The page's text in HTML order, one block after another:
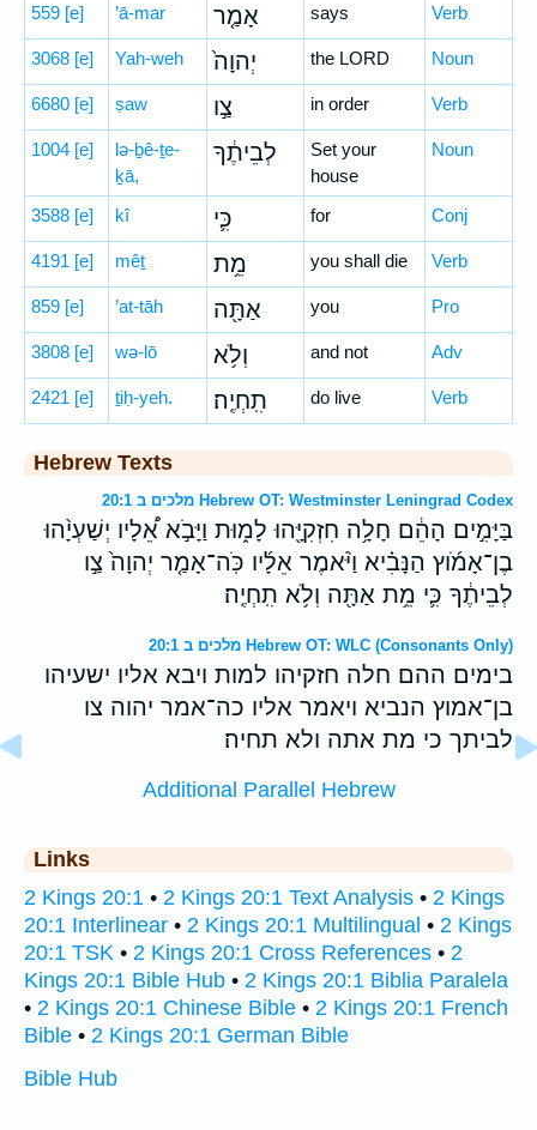
559 [e] ’ā-mar אָמַ֤ר says Verb
3068 [e] Yah-weh יְהוָה֙ the LORD Noun
6680 [e] ṣaw צַ֣ו in order Verb
1004 [e]
lə-ḇê-ṯe-
ḵā,
לְבֵיתֶ֔ךָ
Set your
house
Noun
3588 [e] kî כִּ֛י for Conj
4191 [e] mêṯ מֵ֥ת you shall die Verb
859 [e] ’at-tāh אַתָּ֖ה you Pro
3808 [e] wə-lō וְלֹ֥א and not Adv
2421 [e] ṯiḥ-yeh. תִֽחְיֶֽה׃ do live Verb
Hebrew Texts
מלכים ב 20:1 Hebrew OT: Westminster Leningrad Codex
בַּיָּמִ֣ים הָהֵ֔ם חָלָ֥ה חִזְקִיָּ֖הוּ לָמ֑וּת וַיָּבֹ֣א אֵ֠לָיו יְשַׁעְיָ֨הוּ
בֶן־אָמֹ֜וץ הַנָּבִ֗יא וַיֹּ֨אמֶר אֵלָ֜יו כֹּֽה־אָמַ֤ר יְהוָה֙ צַ֣ו
לְבֵיתֶ֔ךָ כִּ֛י מֵ֥ת אַתָּ֖ה וְלֹ֥א תִֽחְיֶֽה׃
מלכים ב 20:1 Hebrew OT: WLC (Consonants Only)
בימים ההם חלה חזקיהו למות ויבא אליו ישעיהו
בן־אמוץ הנביא ויאמר אליו כה־אמר יהוה צו
לביתך כי מת אתה ולא תחיה׃
Additional Parallel Hebrew
Links
2 Kings 20:1 • 2 Kings 20:1 Text Analysis • 2 Kings
20:1 Interlinear • 2 Kings 20:1 Multilingual • 2 Kings
20:1 TSK • 2 Kings 20:1 Cross References • 2
Kings 20:1 Bible Hub • 2 Kings 20:1 Biblia Paralela
• 2 Kings 20:1 Chinese Bible • 2 Kings 20:1 French
Bible • 2 Kings 20:1 German Bible
Bible Hub